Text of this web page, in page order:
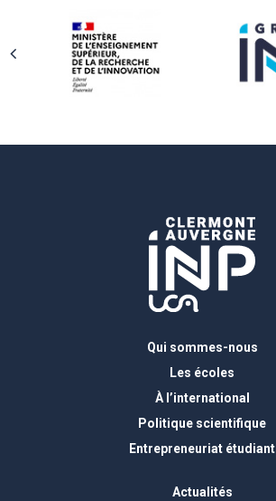
Qui sommes-nous
Les écoles
À l’international
Politique scientifique
Entrepreneuriat étudiant
Actualités